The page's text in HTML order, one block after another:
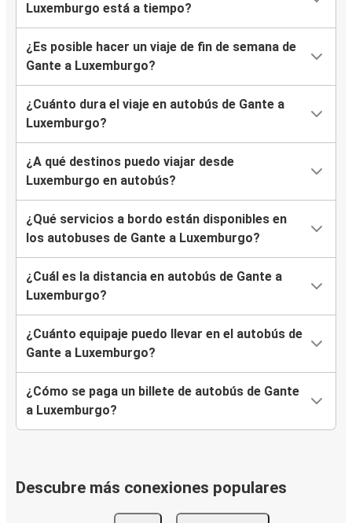
Luxemburgo está a tiempo?
¿Es posible hacer un viaje de fin de semana de
Gante a Luxemburgo?
¿Cuánto dura el viaje en autobús de Gante a
Luxemburgo?
¿A qué destinos puedo viajar desde
Luxemburgo en autobús?
¿Qué servicios a bordo están disponibles en
los autobuses de Gante a Luxemburgo?
¿Cuál es la distancia en autobús de Gante a
Luxemburgo?
¿Cuánto equipaje puedo llevar en el autobús de
Gante a Luxemburgo?
¿Cómo se paga un billete de autobús de Gante
a Luxemburgo?
Descubre más conexiones populares